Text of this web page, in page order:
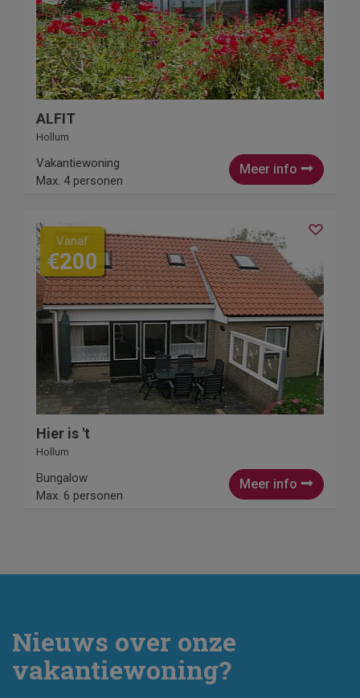
ALFIT
Hollum
Meer info
Vakantiewoning
Max. 4 personen
Vanaf
€200
Hier is 't
Hollum
Meer info
Bungalow
Max. 6 personen
Nieuws over onze
vakantiewoning?